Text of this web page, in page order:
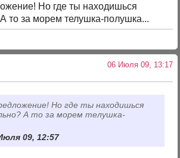
Но где ты находишься
то за морем телушка-полушка...
06 Июля 09, 13:17
Но где ты находишься
А то за морем телушка-
09, 12:57